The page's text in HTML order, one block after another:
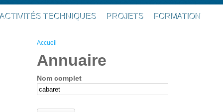
ACTIVITÉS TECHNIQUES PROJETS FORMATION
Vous êtes ici
Accueil
Annuaire
Nom complet